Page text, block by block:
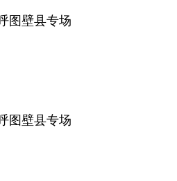
图壁县专场
图壁县专场